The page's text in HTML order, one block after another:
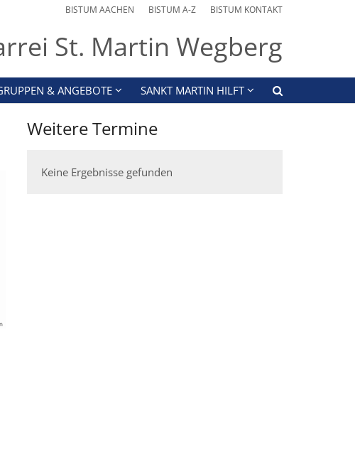
BISTUM AACHEN BISTUM A-Z BISTUM KONTAKT
St. Martin Wegberg
& ANGEBOTE SANKT MARTIN HILFT
Weitere Termine
Keine Ergebnisse gefunden